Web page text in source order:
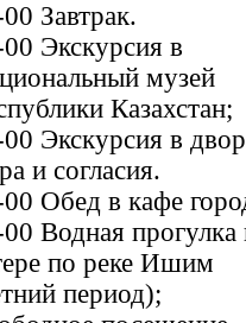
Завтрак.
Экскурсия в
музей
Казахстан;
Экскурсия в
и согласия.
Обед в кафе
Водная прогулка
по реке Ишим
период);